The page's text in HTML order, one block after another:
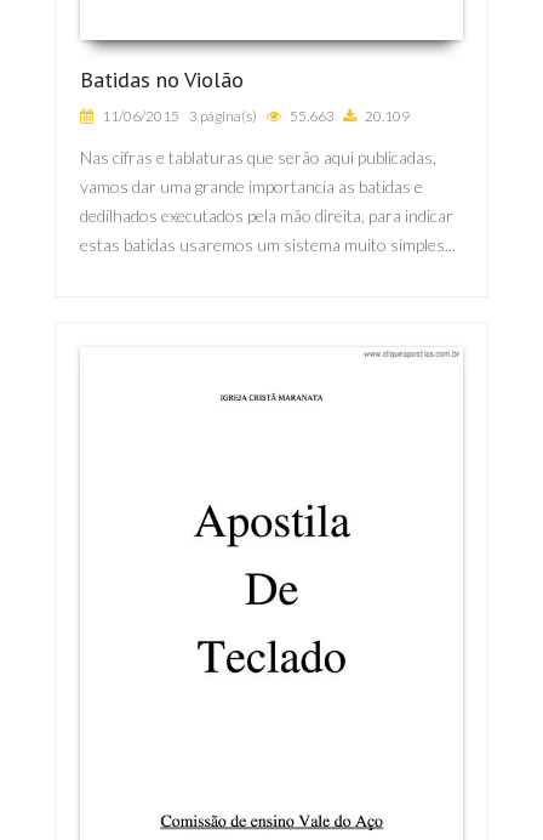
Batidas no Violão
11/06/2015 3 página(s) 55.663 20.109
Nas cifras e tablaturas que serão aqui publicadas,
vamos dar uma grande importancia as batidas e
dedilhados executados pela mão direita, para indicar
estas batidas usaremos um sistema muito simples...